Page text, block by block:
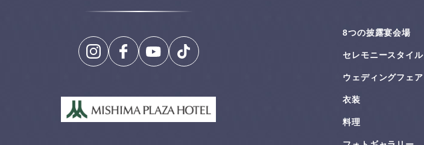
8つの披露宴会場
セレモニースタイル
ウェディングフェア
衣装
料理